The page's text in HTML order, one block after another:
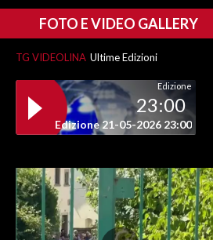
NOTIZIE
EVENTI
3 MINUTI CON
INFO AZIENDE
ABBONATI
ANNUNCI
FOTO E VIDEO GALLERY
TG VIDEOLINA Ultime Edizioni
Edizione
23:00
Edizione 21-05-2026 23:00